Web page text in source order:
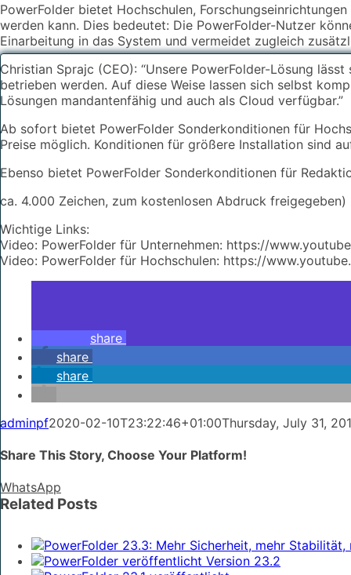
PowerFolder bietet Hochschulen,
werden kann. Dies bedeutet: Die PowerFolder-Nutzer
Einarbeitung in das System und vermeidet zugleich
Christian Sprajc (CEO): “Unsere PowerFolder-Lösung
betrieben werden. Auf diese Weise lassen sich selbst
Lösungen mandantenfähig und auch als Cloud verfügbar.”
Ab sofort bietet PowerFolder Sonderkonditionen für
Preise möglich. Konditionen für größere Installation sind
Ebenso bietet PowerFolder Sonderkonditionen für
ca. 4.000 Zeichen, zum kostenlosen Abdruck freigegeben)
Wichtige Links:
Video: PowerFolder für Unternehmen: https://
Video: PowerFolder für Hochschulen: https://
share
share
share
adminpf2020-02-10T23:22:46+01:00Thursday, July 31,
Share This Story, Choose Your Platform!
WhatsApp
Related Posts